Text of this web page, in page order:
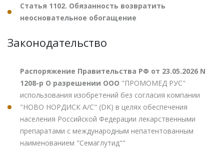
Статья 1102. Обязанность возвратить
неосновательное обогащение
Законодательство
Распоряжение Правительства РФ от 23.05.2026 N
1208-р О разрешении ООО "ПРОМОМЕД РУС"
использования изобретений без согласия компании
"НОВО НОРДИСК А/С" (DK) в целях обеспечения
населения Российской Федерации лекарственными
препаратами с международным непатентованным
наименованием "Семаглутид""